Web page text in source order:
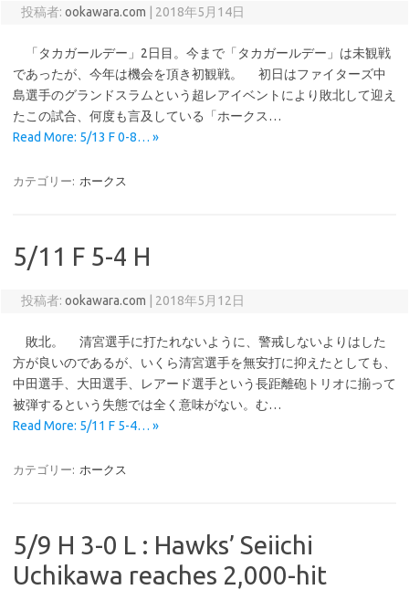
投稿者: ookawara.com 2018年5月14日
「タカガールデー」2日目。今まで「タカガールデー」は未観戦
であったが、今年は機会を頂き初観戦。 初日はファイターズ中
島選手のグランドスラムという超レアイベントにより敗北して迎え
たこの試合、何度も言及している「ホークス…
Read More: 5/13 F 0-8… »
カテゴリー: ホークス
5/11 F 5-4 H
投稿者: ookawara.com 2018年5月12日
敗北。 清宮選手に打たれないように、警戒しないよりはした
方が良いのであるが、いくら清宮選手を無安打に抑えたとしても、
中田選手、大田選手、レアード選手という長距離砲トリオに揃って
被弾するという失態では全く意味がない。む…
Read More: 5/11 F 5-4… »
カテゴリー: ホークス
5/9 H 3-0 L : Hawks’ Seiichi
Uchikawa reaches 2,000-hit